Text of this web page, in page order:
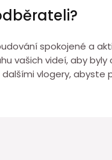
spokojené a
vašich videí, aby
vlogery, abyste